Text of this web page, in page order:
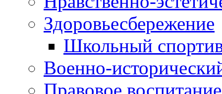
Здоровьесбережение
Школьный
Военно-
Правовое воспитание